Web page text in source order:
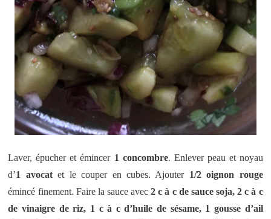
Laver, épucher et émincer 1 concombre. Enlever peau et noyau
d’1 avocatet le couper en cubes. Ajouter 1/2 oignon rouge
émincé finement. Faire la sauce avec2 c à c de sauce soja, 2 c à c
de vinaigre de riz, 1 c à c d’huile de sésame, 1 gousse d’ail